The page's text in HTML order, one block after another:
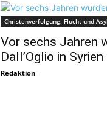
Christenverfolgung, Flucht und Asyl
Vor sechs Jahren
Dall’Oglio in
Redaktion -